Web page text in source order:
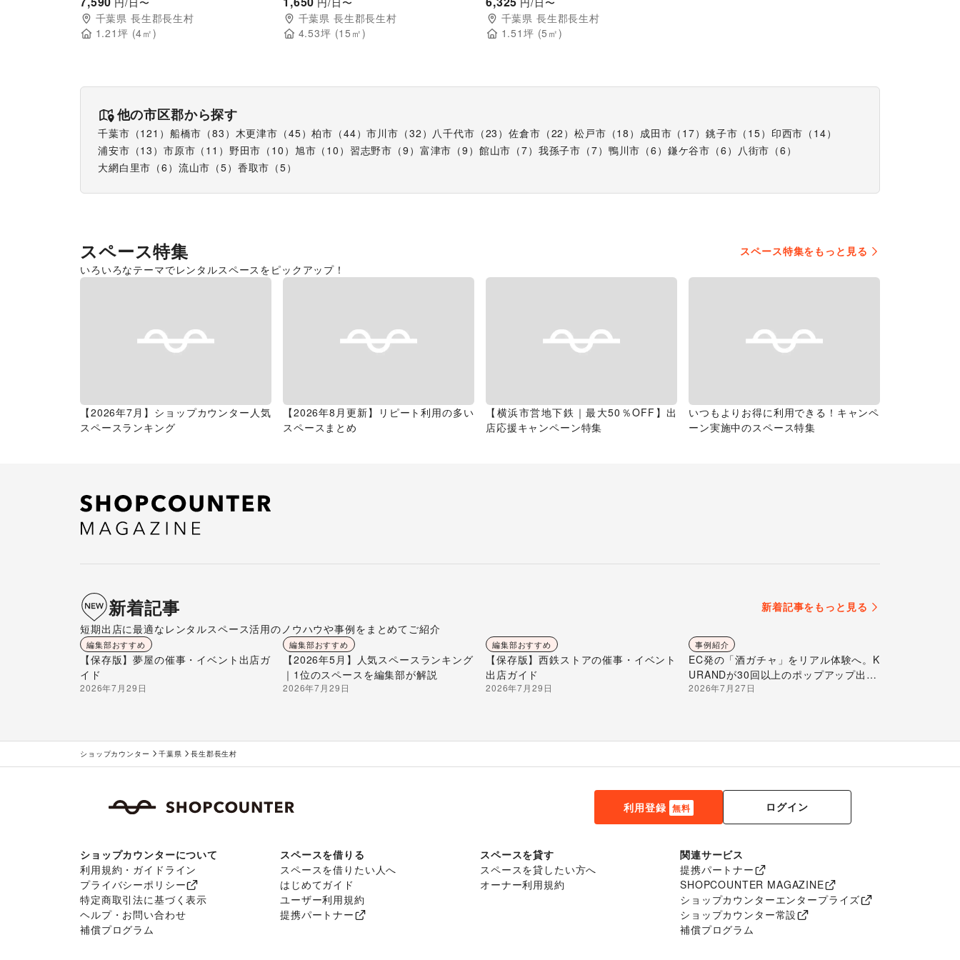
千葉県 長生郡長生村
1.21 坪 (4㎡)
ペース千葉県 長生郡長生村
4.53坪 (15 ㎡)
千葉県 長生郡長生村
1.51 坪 (5 ㎡)
他の市区郡から探す
千葉市 （121 ） 船橋市 （83 ） 木更津市 （45）柏市 （44）市川市 （32 ） 八千代市 （23 ）佐倉市 （22 ）松戸市 （18 ） 成田市 （ 17） 銚子市 （ 15） 印西市 （ 14）
浦安市 （13 ） 市原市 （ 11 ） 野田市 （ 10 ） 旭市 （ 10 ） 習志野市 （9 ） 富津市 （9 ） 館山市 （7） 我孫子市 （7） 鴨川市 （6 ） 鎌ケ谷市 （6 ） 八街市 （6 ）
大網白里市 （6 ） 流山市 （5） 香取市 （5）
スペース特集
スペース特集をもっと見る
いろいろなテーマでレンタルスペースをピックアップ！
【2026年7月】ショップカウンター人気
スペースランキング
【2026年8月更新】リピート利用の多い
スペースまとめ
【横浜市営地下鉄｜最大50％OFF】出
店応援キャンペーン特集
いつもよりお得に利用できる！キャンペ
ーン実施中のスペース特集
新着記事
新着記事をもっと見る
短期出店に最適なレンタルスペース活用のノウハウや事例をまとめてご紹介
編集部おすすめ
【保存版】夢屋の催事・イベント出店ガ
イド
2026年7月29日
編集部おすすめ
【2026年5月】人気スペースランキング
｜1位のスペースを編集部が解説
2026年7月29日
編集部おすすめ
【保存版】西鉄ストアの催事・イベント
出店ガイド
2026年7月29日
事例紹介
EC発の「酒ガチャ」をリアル体験へ。K
URANDが30回以上のポップアップ出店
で届ける“新しいお酒との出会い”
2026年7月27日
ショップカウンター 千葉県 長生郡長生村
利用登録 無料 ログイン
ショップカウンターについて
利用規約・ガイドライン
プライバシーポリシー
特定商取引法に基づく表示
ヘルプ・お問い合わせ
補償プログラム
スペースを借りる
スペースを借りたい人へ
はじめてガイド
ユーザー利用規約
提携パートナー
スペースを貸す
スペースを貸したい方へ
オーナー利用規約
関連サービス
提携パートナー
SHOPCOUNTER MAGAZINE
ショップカウンターエンタープライズ
ショップカウンター常設
補償プログラム